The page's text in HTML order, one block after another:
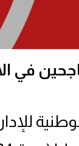
في